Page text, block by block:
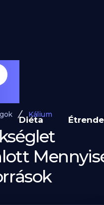
Diéta
Kálium